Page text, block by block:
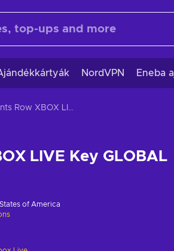
NordVPN Eneba
Saints Row XBOX LIVE Key GLOBAL
LIVE Key GLOBAL
of America